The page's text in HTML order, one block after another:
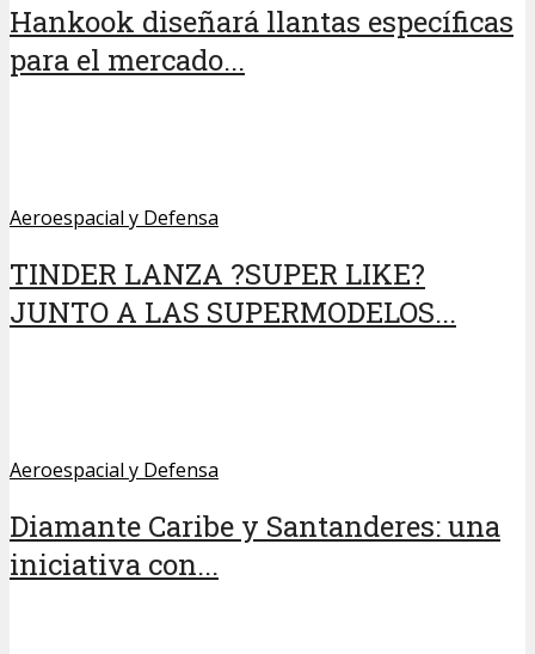
Hankook diseñará llantas específicas
para el mercado...
Aeroespacial y Defensa
TINDER LANZA ?SUPER LIKE?
JUNTO A LAS SUPERMODELOS...
Aeroespacial y Defensa
Diamante Caribe y Santanderes: una
iniciativa con...